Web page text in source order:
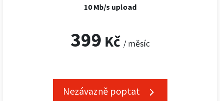
10 Mb/s upload
399 Kč / měsíc
Nezávazně poptat